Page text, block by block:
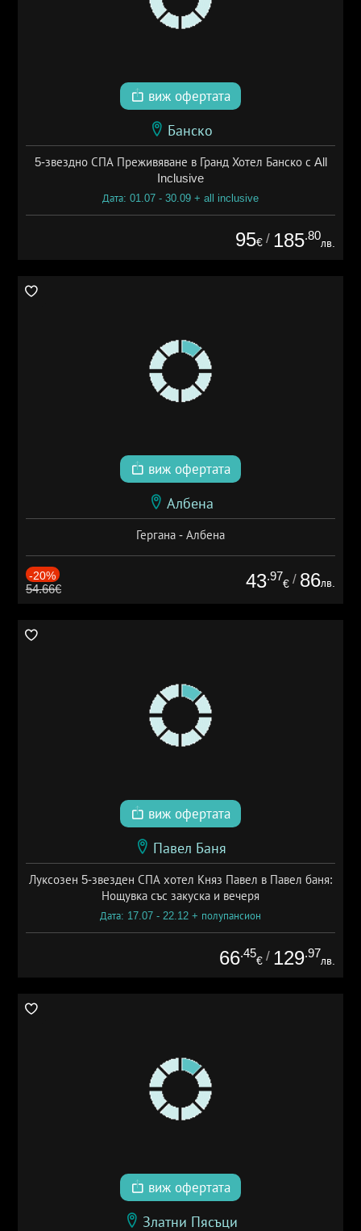
виж офертата
Банско
5-звездно СПА Преживяване в Гранд Хотел Банско с All
Inclusive
Дата: 01.07 - 30.09 + all inclusive
95€ / 185.80
лв.
виж офертата
Албена
Гергана - Албена
-20%
54.66€ 43.97
€ / 86лв.
виж офертата
Павел Баня
Луксозен 5-звезден СПА хотел Княз Павел в Павел баня:
Нощувка със закуска и вечеря
Дата: 17.07 - 22.12 + полупансион
66.45
€ / 129.97
лв.
виж офертата
Златни Пясъци